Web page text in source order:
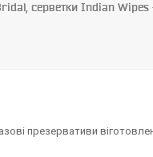
серветки Indian
презервативи